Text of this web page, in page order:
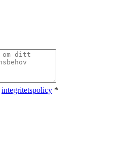
integritetspolicy *